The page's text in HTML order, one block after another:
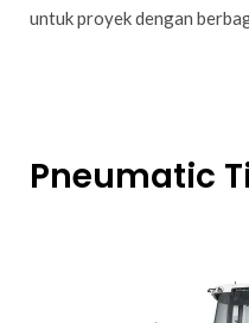
untuk proyek dengan
Pneumatic